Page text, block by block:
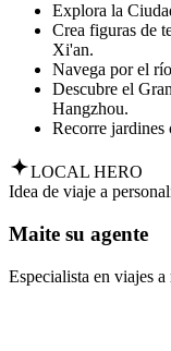
Explora la
Crea figuras de
Xi'an.
Navega por el
Descubre el
Hangzhou.
Recorre jardines
LOCAL HERO
Idea de viaje a
Maite su agente
Especialista en viajes